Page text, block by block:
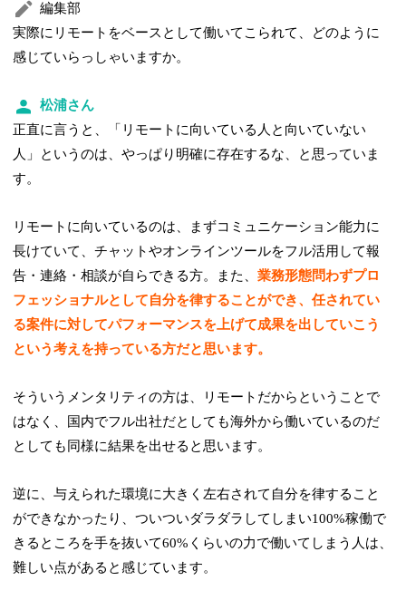
編集部
実際にリモートをベースとして働いてこられて、どのように
感じていらっしゃいますか。
松浦さん
正直に言うと、「リモートに向いている人と向いていない
人」というのは、やっぱり明確に存在するな、と思っていま
す。
リモートに向いているのは、まずコミュニケーション能力に
長けていて、チャットやオンラインツールをフル活用して報
告・連絡・相談が自らできる方。また、業務形態問わずプロ
フェッショナルとして自分を律することができ、任されてい
る案件に対してパフォーマンスを上げて成果を出していこう
という考えを持っている方だと思います。
そういうメンタリティの方は、リモートだからということで
はなく、国内でフル出社だとしても海外から働いているのだ
としても同様に結果を出せると思います。
逆に、与えられた環境に大きく左右されて自分を律すること
ができなかったり、ついついダラダラしてしまい100%稼働で
きるところを手を抜いて60%くらいの力で働いてしまう人は、
難しい点があると感じています。